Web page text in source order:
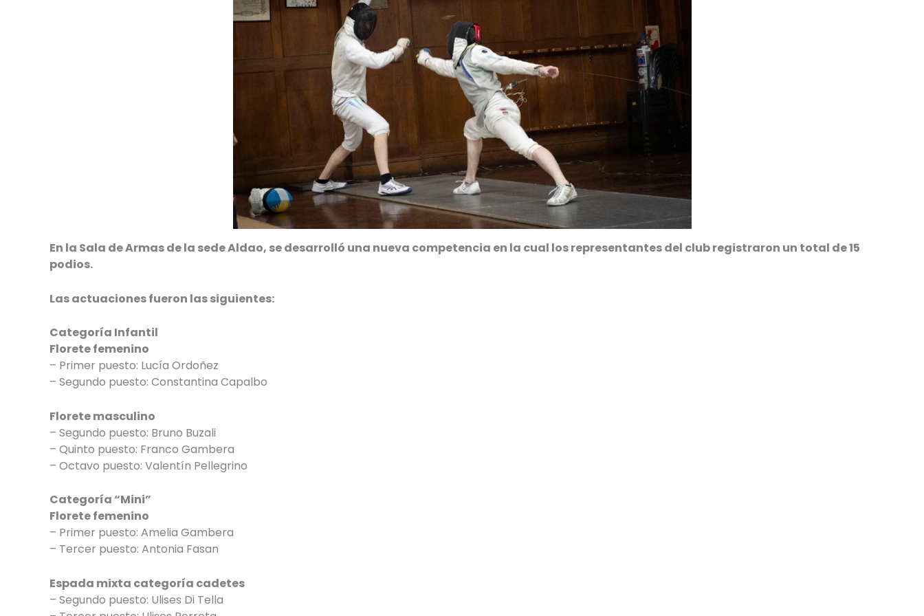
En la Sala de Armas de la sede Aldao, se desarrolló una nueva competencia en la cual los representantes del club registraron un total de 15
podios.
Las actuaciones fueron las siguientes:
Categoría Infantil
Florete femenino
– Primer puesto: Lucía Ordoñez
– Segundo puesto: Constantina Capalbo
Florete masculino
– Segundo puesto: Bruno Buzali
– Quinto puesto: Franco Gambera
– Octavo puesto: Valentín Pellegrino
Categoría “Mini”
Florete femenino
– Primer puesto: Amelia Gambera
– Tercer puesto: Antonia Fasan
Espada mixta categoría cadetes
– Segundo puesto: Ulises Di Tella